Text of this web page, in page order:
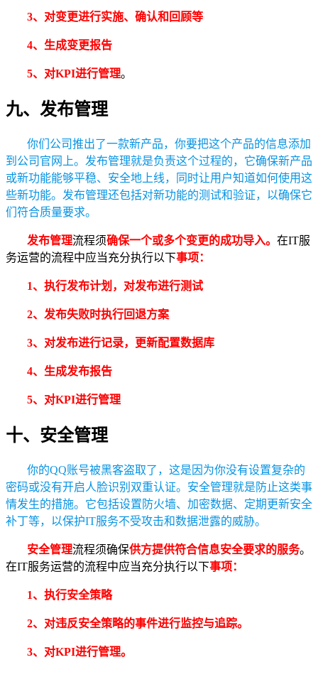
3、对变更进行实施、确认和回顾等
4、生成变更报告
5、对KPI进行管理。
九、发布管理
你们公司推出了一款新产品，你要把这个产品的信息添加
到公司官网上。发布管理就是负责这个过程的，它确保新产品
或新功能能够平稳、安全地上线，同时让用户知道如何使用这
些新功能。发布管理还包括对新功能的测试和验证，以确保它
们符合质量要求。
发布管理流程须确保一个或多个变更的成功导入。 在IT服
务运营的流程中应当充分执行以下事项：
1、执行发布计划，对发布进行测试
2、发布失败时执行回退方案
3、对发布进行记录，更新配置数据库
4、生成发布报告
5、对KPI进行管理
十、安全管理
你的QQ账号被黑客盗取了，这是因为你没有设置复杂的
密码或没有开启人脸识别双重认证。安全管理就是防止这类事
情发生的措施。它包括设置防火墙、加密数据、定期更新安全
补丁等，以保护IT服务不受攻击和数据泄露的威胁。
安全管理流程须确保供方提供符合信息安全要求的服务。
在IT服务运营的流程中应当充分执行以下事项：
1、执行安全策略
2、对违反安全策略的事件进行监控与追踪。
3、对KPI进行管理。